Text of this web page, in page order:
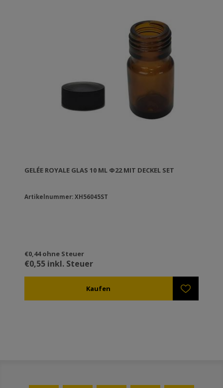
GELÉE ROYALE GLAS 10 ML Φ22 MIT DECKEL SET
Artikelnummer: XH56045ST
€0,44 ohne Steuer
€0,55 inkl. Steuer